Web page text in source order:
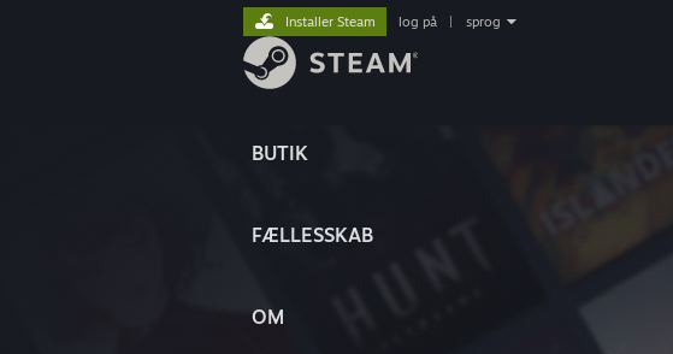
BUTIK
FÆLLESSKAB
OM
Installer Steam log på sprog